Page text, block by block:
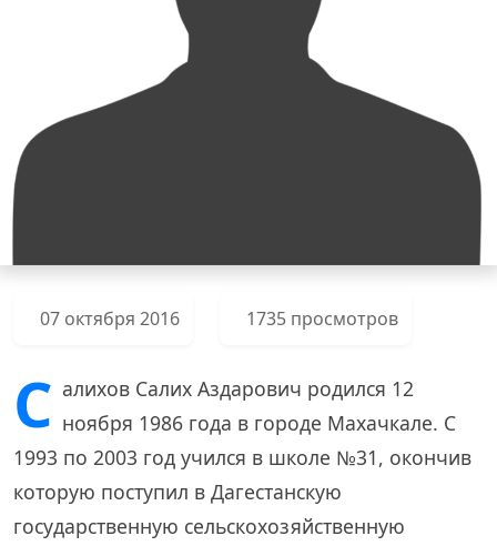
07 октября 2016 1735 просмотров
С алихов Салих Аздарович родился 12
ноября 1986 года в городе Махачкале. С
1993 по 2003 год учился в школе №31, окончив
которую поступил в Дагестанскую
государственную сельскохозяйственную